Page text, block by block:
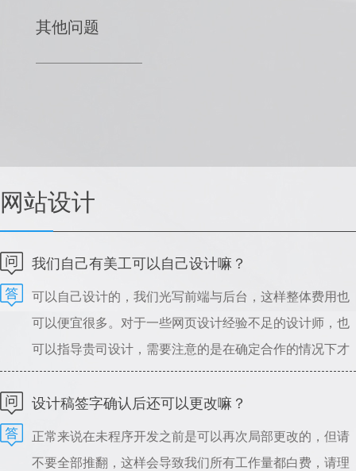
其他问题
网站设计
我们自己有美工可以自己设计嘛？
可以自己设计的，我们光写前端与后台，这样整体费用也
可以便宜很多。对于一些网页设计经验不足的设计师，也
可以指导贵司设计，需要注意的是在确定合作的情况下才
可以指导设计，请理解。
设计稿签字确认后还可以更改嘛？
正常来说在未程序开发之前是可以再次局部更改的，但请
不要全部推翻，这样会导致我们所有工作量都白费，请理